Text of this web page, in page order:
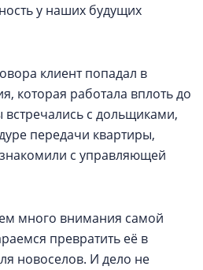
у наших будущих
клиент попадал в
которая работала вплоть до
с дольщиками,
передачи квартиры,
с управляющей
много внимания самой
превратить её в
новоселов. И дело не